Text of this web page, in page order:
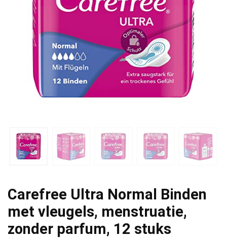
Carefree Ultra Normal Binden
met vleugels, menstruatie,
zonder parfum, 12 stuks